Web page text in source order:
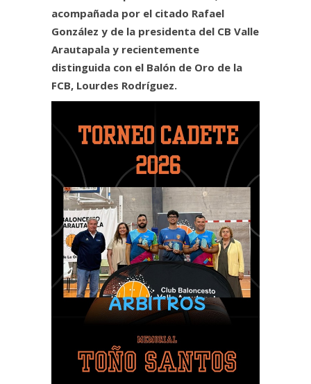
acompañada por el citado Rafael
González y de la presidenta del CB Valle
Arautapala y recientemente
distinguida con el Balón de Oro de la
FCB, Lourdes Rodríguez.